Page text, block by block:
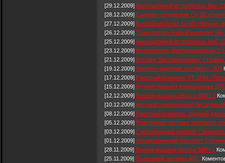
[29.12.2009] Многоцелевой истребитель Миг-21
[28.12.2009] Самолет-штурмовик Су-25 «Грач»
[27.12.2009] Боевой вертолет Ка-50 «Чёрная
[26.12.2009] Транспортно-боевой вертолёт
[25.12.2009] Многоцелевой истребитель МиГ-
[23.12.2009] Истребитель-бомбардировщик
[21.12.2009] Иосифу Виссарионовичу Сталину
[19.12.2009] Зенитно-ракетная система С-300
[17.12.2009] Ракетный комплекс РТ-2ПМ
[15.12.2009] Ручной пулемёт Калашникова
[12.12.2009] Боевая машина пехоты БМП-2
[10.12.2009] Автомат специальный
[08.12.2009] Ракетный комплекс средней
[05.12.2009] Реактивная система залпового
[03.12.2009] Самозарядный карабин
[01.12.2009] Автоматический пистолет
[28.11.2009] Боевая машина пехоты БМП-1
[25.11.2009] Подводный автомат АПС